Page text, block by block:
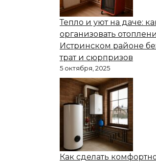
Тепло и уют на даче:
организовать
Истринском районе
трат и сюрпризов
5 октября, 2025
Как сделать